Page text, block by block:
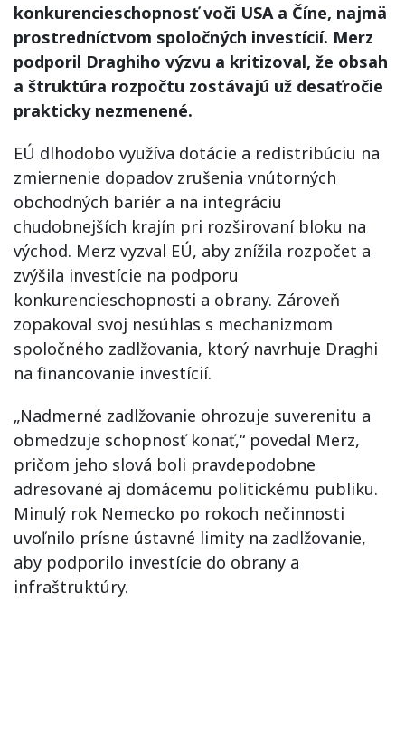
konkurencieschopnosť voči USA a Číne, najmä
prostredníctvom spoločných investícií. Merz
podporil Draghiho výzvu a kritizoval, že obsah
a štruktúra rozpočtu zostávajú už desaťročie
prakticky nezmenené.
EÚ dlhodobo využíva dotácie a redistribúciu na
zmiernenie dopadov zrušenia vnútorných
obchodných bariér a na integráciu
chudobnejších krajín pri rozširovaní bloku na
východ. Merz vyzval EÚ, aby znížila rozpočet a
zvýšila investície na podporu
konkurencieschopnosti a obrany. Zároveň
zopakoval svoj nesúhlas s mechanizmom
spoločného zadlžovania, ktorý navrhuje Draghi
na financovanie investícií.
„Nadmerné zadlžovanie ohrozuje suverenitu a
obmedzuje schopnosť konať,“ povedal Merz,
pričom jeho slová boli pravdepodobne
adresované aj domácemu politickému publiku.
Minulý rok Nemecko po rokoch nečinnosti
uvoľnilo prísne ústavné limity na zadlžovanie,
aby podporilo investície do obrany a
infraštruktúry.